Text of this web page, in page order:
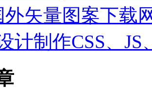
外矢量图案下载
计制作CSS、